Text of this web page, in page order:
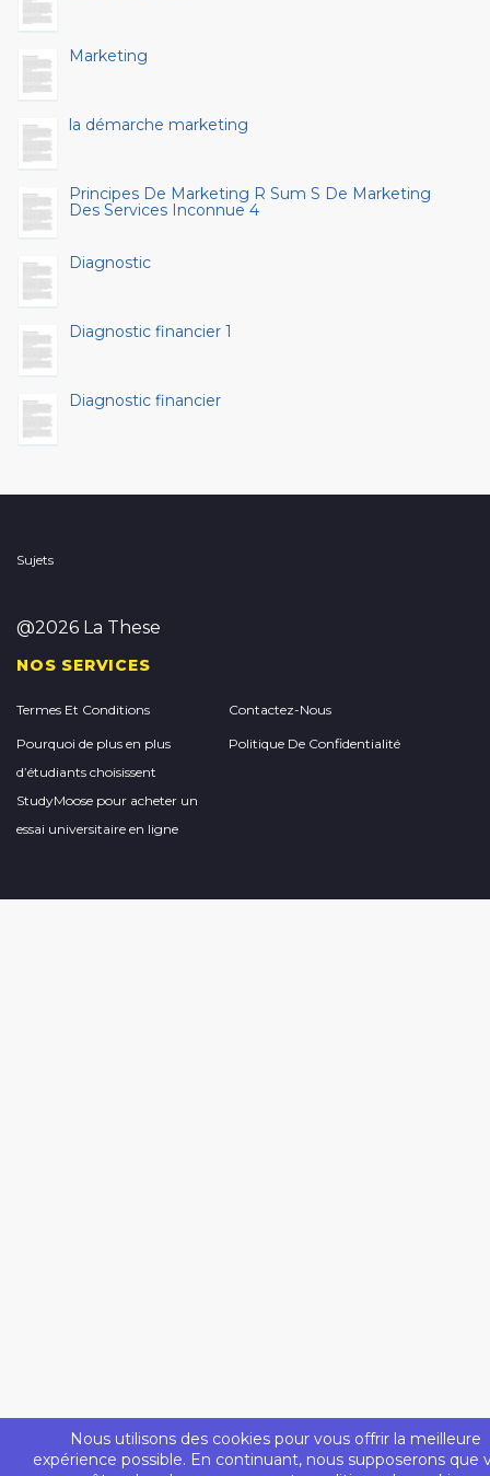
Marketing
la démarche marketing
Principes De Marketing R Sum S De Marketing
Des Services Inconnue 4
Diagnostic
Diagnostic financier 1
Diagnostic financier
Nous utilisons des cookies pour vous offrir la meilleure
expérience possible. En continuant, nous supposerons que
Sujets
@2026 La These
NOS SERVICES
Termes Et Conditions Contactez-Nous
Pourquoi de plus en plus
d’étudiants choisissent
StudyMoose pour acheter un
essai universitaire en ligne
Politique De Confidentialité